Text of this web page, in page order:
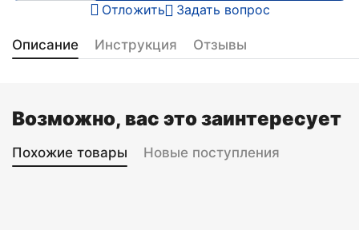
Отложить
Задать вопрос
Описание Инструкция Отзывы
Возможно, вас это заинтересует
Похожие товары Новые поступления